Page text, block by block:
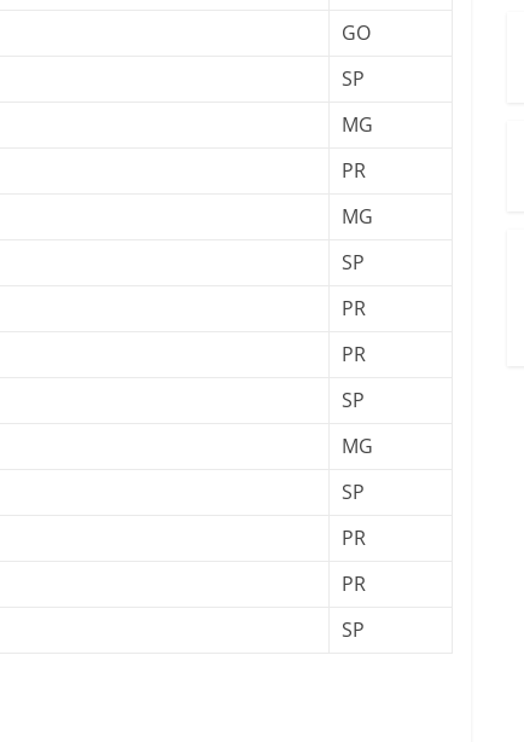
GO
SP
MG
PR
MG
SP
PR
PR
SP
MG
SP
PR
PR
SP